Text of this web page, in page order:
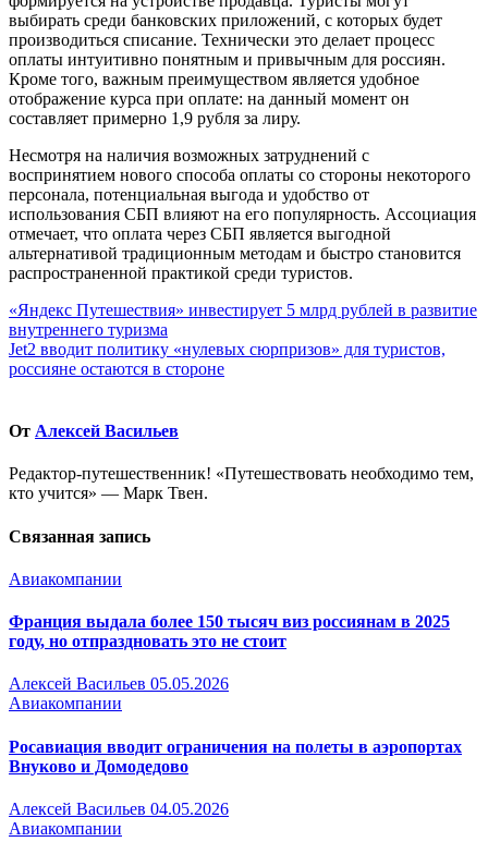
выбирать среди банковских приложений, с которых будет
производиться списание. Технически это делает процесс
оплаты интуитивно понятным и привычным для россиян.
Кроме того, важным преимуществом является удобное
отображение курса при оплате: на данный момент он
составляет примерно 1,9 рубля за лиру.
Несмотря на наличия возможных затруднений с
воспринятием нового способа оплаты со стороны некоторого
персонала, потенциальная выгода и удобство от
использования СБП влияют на его популярность. Ассоциация
отмечает, что оплата через СБП является выгодной
альтернативой традиционным методам и быстро становится
распространенной практикой среди туристов.
Навигация
по
записям
«Яндекс Путешествия» инвестирует 5 млрд рублей в развитие
внутреннего туризма
Jet2 вводит политику «нулевых сюрпризов» для туристов,
россияне остаются в стороне
От Алексей Васильев
Редактор-путешественник! «Путешествовать необходимо тем,
кто учится» — Марк Твен.
Связанная запись
Авиакомпании
Франция выдала более 150 тысяч виз россиянам в 2025
году, но отпраздновать это не стоит
Алексей Васильев 05.05.2026
Авиакомпании
Росавиация вводит ограничения на полеты в аэропортах
Внуково и Домодедово
Алексей Васильев 04.05.2026
Авиакомпании